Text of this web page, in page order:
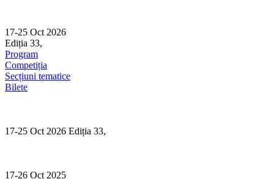
content
17-25 Oct 2026
Ediția 33,
Program
Competiția
Secțiuni tematice
Bilete
17-25 Oct 2026 Ediția 33,
17-26 Oct 2025